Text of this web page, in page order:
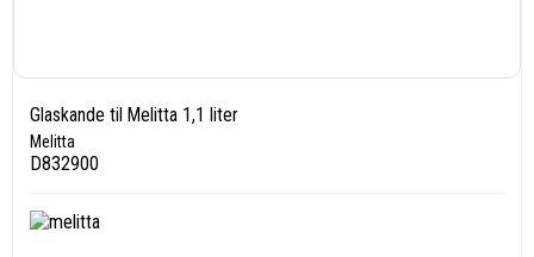
Glaskande til Melitta 1,1 liter
Melitta
D832900